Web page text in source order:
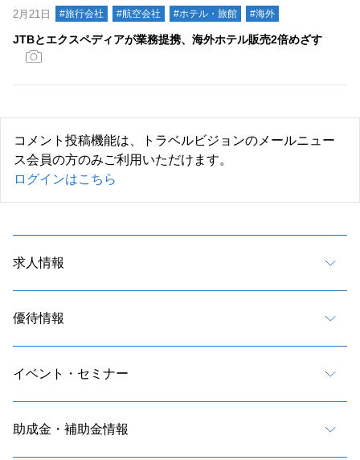
2月21日 #旅行会社 #航空会社 #ホテル・旅館 #海外
JTBとエクスペディアが業務提携、海外ホテル販売2倍めざす
コメント投稿機能は、トラベルビジョンのメールニュー
ス会員の方のみご利用いただけます。
ログインはこちら
求人情報
優待情報
イベント・セミナー
助成金・補助金情報